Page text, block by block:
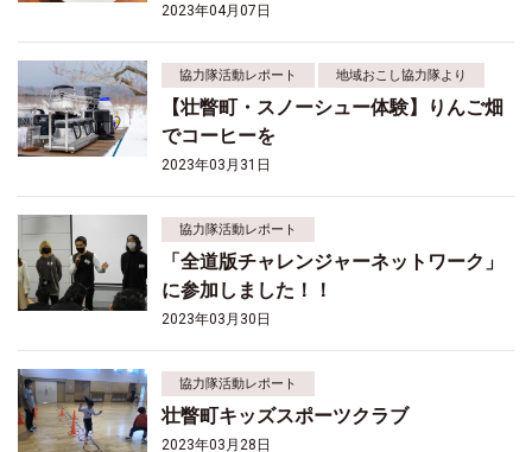
2023年04月07日
協力隊活動レポート 地域おこし協力隊より
【壮瞥町・スノーシュー体験】りんご畑
でコーヒーを
2023年03月31日
協力隊活動レポート
「全道版チャレンジャーネットワーク」
に参加しました！！
2023年03月30日
協力隊活動レポート
壮瞥町キッズスポーツクラブ
2023年03月28日